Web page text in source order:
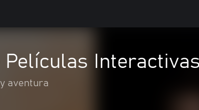
Películas Interactivas
aventura